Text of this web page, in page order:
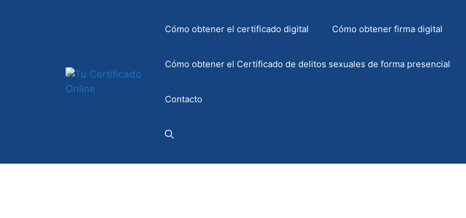
Cómo obtener el certificado digital Cómo obtener firma digital
Cómo obtener el Certificado de delitos sexuales de forma presencial
Contacto